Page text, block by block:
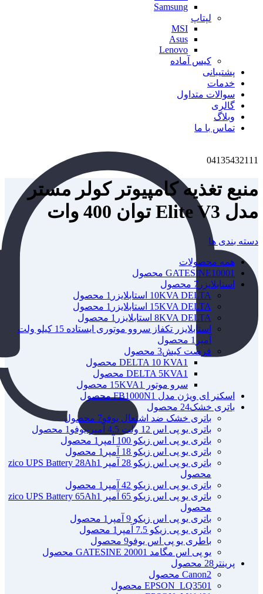
Samsung
لپتاپ
MSI
Asus
Lenovo
کیس آماده
پشتیبانی
خدمات
سوالات متداول
گالری
وبلاگ
تماس با ما
04135432111
منبع تغذیه کامپیوتر کولر مستر
مدل Elite V3 توان 400 وات
دسته بندی ها
همه محصولات
GATESINE10001 محصول
استابلایزر 7 محصول
10KVA DELTA استابلایزر
1 محصول
15KVA DELTA استابلایزر
1 محصول
8KVA DELTA استابلایزر
1 محصول
استابلایزر تکفاز سروو موتوری ایستاده 15 کیلو ولت
آمپر 1 محصول
فرصت کیش3 محصول
DELTA 10 KVA1 محصول
DELTA 5KVA1 محصول
سرو موتور 15KVA
1 محصول
اسکنر ای ویژن مدل FB1000N 1 محصول
باتری خشک24 محصول
باتری خشک ضد اشتعال یوفو7 محصول
باتری یو پی اس 12 ولت 4.5 آمپر-یوفو
1 محصول
باتری یو پی اس زیکو 100 آمپر
1 محصول
باتری یو پی اس زیکو 18 آمپر
1 محصول
باتری یو پی اس زیکو 28 آمپر zico UPS Battery 28Ah
1
محصول
باتری یو پی اس زیکو 42 آمپر
1 محصول
باتری یو پی اس زیکو 65 آمپر zico UPS Battery 65Ah
1
محصول
باتری یو پی اس زیکو 9 آمپر
1 محصول
باتری یو پی زیکو 7.5 آمپر
1 محصول
باطری یو پی اس یوفو9 محصول
یو پی اس مگامد GATESINE 2000 1 محصول
پرینتر 28 محصول
Canon2 محصول
EPSON_LQ3501 محصول